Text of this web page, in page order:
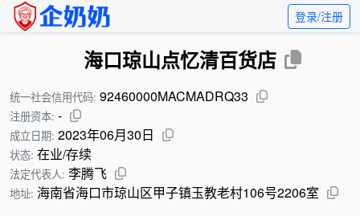
登录/注册
海口琼山点忆清百货店
统一社会信用代码: 92460000MACMADRQ33
注册资本: -
成立日期: 2023年06月30日
状态: 在业/存续
法定代表人: 李腾飞
地址: 海南省海口市琼山区甲子镇玉教老村106号2206室